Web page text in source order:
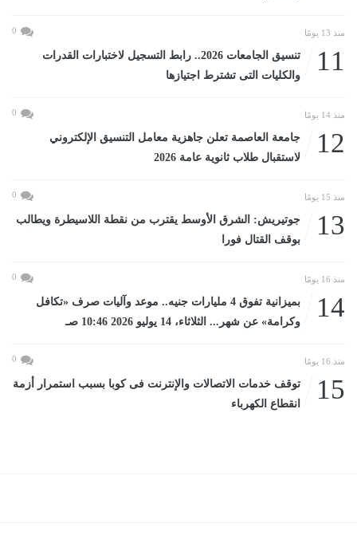
منذ 13 يومًا 0
11
تنسيق الجامعات 2026.. رابط التسجيل لاختبارات القدرات
والكليات التى تشترط اجتيازها
منذ 14 يومًا 0
12
جامعة العاصمة تعلن جاهزية معامل التنسيق الإلكتروني
لاستقبال طلاب ثانوية عامة 2026
منذ 15 يومًا 0
13
جوتيريش: الشرق الأوسط يقترب من نقطة اللاسيطرة ويطالب
بوقف القتال فورا
منذ 16 يومًا 0
14
بميزانية تفوق 4 مليارات جنيه.. موعد وآليات صرف «تكافل
وكرامة» عن شهر... الثلاثاء، 14 يوليو 2026 10:46 صـ
منذ 16 يومًا 0
15
توقف خدمات الاتصالات والإنترنت فى كوبا بسبب استمرار أزمة
انقطاع الكهرباء